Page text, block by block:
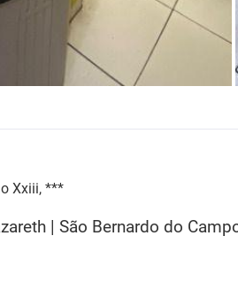
Xxiii, ***
| São Bernardo do